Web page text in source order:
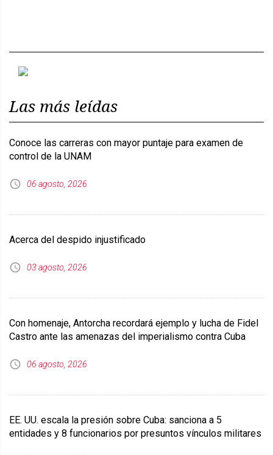
Las más leídas
Conoce las carreras con mayor puntaje para examen de
control de la UNAM
06 agosto, 2026
Acerca del despido injustificado
03 agosto, 2026
Con homenaje, Antorcha recordará ejemplo y lucha de Fidel
Castro ante las amenazas del imperialismo contra Cuba
06 agosto, 2026
EE. UU. escala la presión sobre Cuba: sanciona a 5
entidades y 8 funcionarios por presuntos vínculos militares